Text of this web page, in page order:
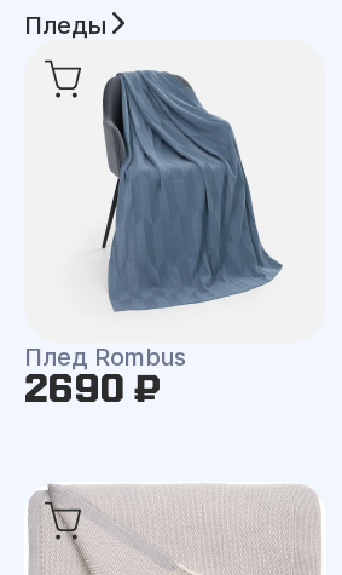
Пледы
Плед Rombus
2690 ₽